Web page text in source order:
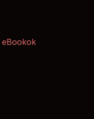
eBookok